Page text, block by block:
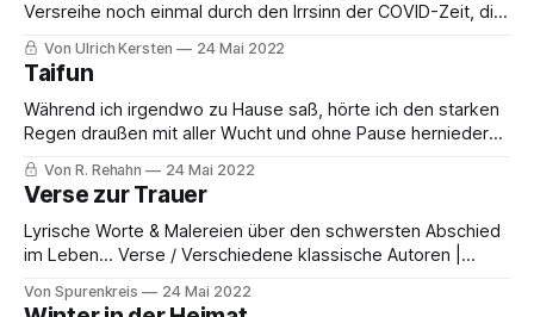
Versreihe noch einmal durch den Irrsinn der COVID-Zeit, die
er pointiert und sarkastisch Revue passieren lässt. Weiße
Elster / Schwarzer Schwan als ich am letzten Märztag in
diesem Frühling der Infektion am Fluss entlang ging, am
Fluss den ich
Von Ulrich Kersten 24 Mai 2022
Taifun
Während ich irgendwo zu Hause saß, hörte ich den starken
Regen draußen mit aller Wucht und ohne Pause hernieder
peitschen. Zuerst klang es so, als würde jemand weinen,
vielleicht ein Geist, weil die Menschen hier oft an Geister
denken, aber wusste ich, dass es das Heulen des Windes
war… Ein
Von R. Rehahn 24 Mai 2022
Verse zur Trauer
Lyrische Worte & Malereien über den schwersten Abschied
im Leben... Verse / Verschiedene klassische Autoren |
an meinem Grab um mich; Ich bin nicht dort, ich schlafe
Von Spurenkreis 24 Mai 2022